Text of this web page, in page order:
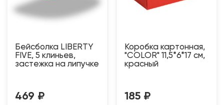
Бейсболка LIBERTY
FIVE, 5 клиньев,
застежка на липучке
469 ₽
Коробка картонная,
"COLOR" 11,5*6*17 см,
красный
185 ₽